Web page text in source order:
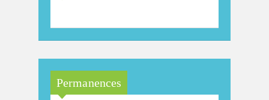
Permanences